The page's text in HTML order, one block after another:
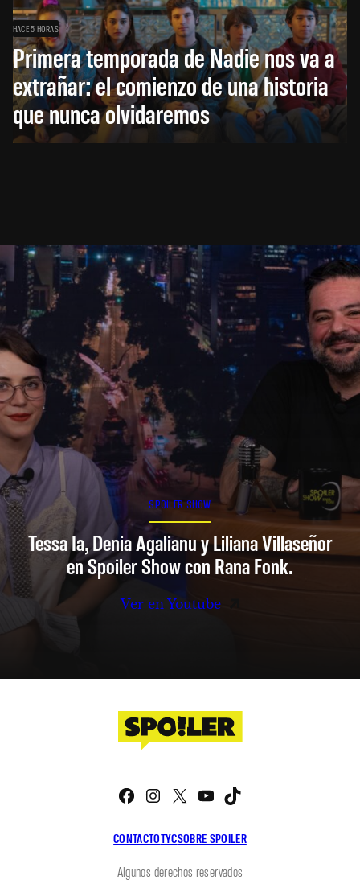
HACE 5 HORAS
Primera temporada de Nadie nos va a
extrañar: el comienzo de una historia
que nunca olvidaremos
SPOILER SHOW
Tessa Ia, Denia Agalianu y Liliana Villaseñor
en Spoiler Show con Rana Fonk.
Ver en Youtube
CONTACTOTYCSOBRE SPOILER
Facebook
Instagram
X YouTube
Algunos derechos reservados